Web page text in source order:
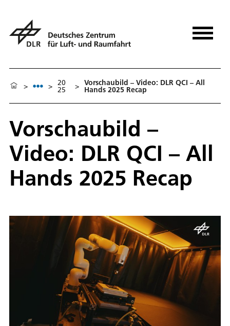
> > 20
25 > Vorschaubild – Video: DLR QCI – All
Hands 2025 Recap
Vorschaubild –
Video: DLR QCI – All
Hands 2025 Recap